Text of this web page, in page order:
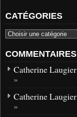
CATÉGORIES
Catherine
»
Catherine
»